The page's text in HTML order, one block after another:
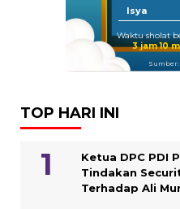
Isya
Waktu sholat
3 jam 10
TOP HARI INI
Ketua DPC PDI
Tindakan
Terhadap Ali